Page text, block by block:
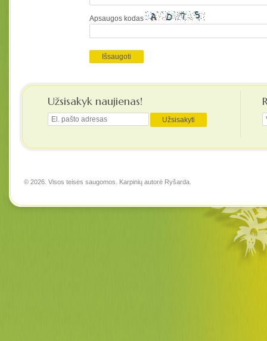
Apsaugos kodas
Užsisakyk naujienas!
© 2026. Visos teisės saugomos. Karpinių autorė Ryšarda